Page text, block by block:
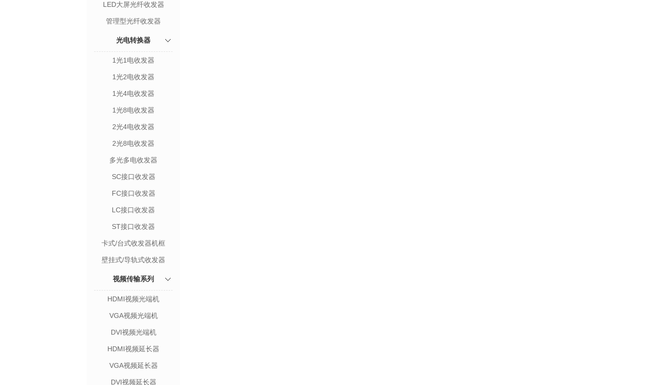
LED大屏光纤收发器
管理型光纤收发器
光电转换器
1光1电收发器
1光2电收发器
1光4电收发器
1光8电收发器
2光4电收发器
2光8电收发器
多光多电收发器
SC接口收发器
FC接口收发器
LC接口收发器
ST接口收发器
卡式/台式收发器机框
壁挂式/导轨式收发器
视频传输系列
HDMI视频光端机
VGA视频光端机
DVI视频光端机
HDMI视频延长器
VGA视频延长器
DVI视频延长器